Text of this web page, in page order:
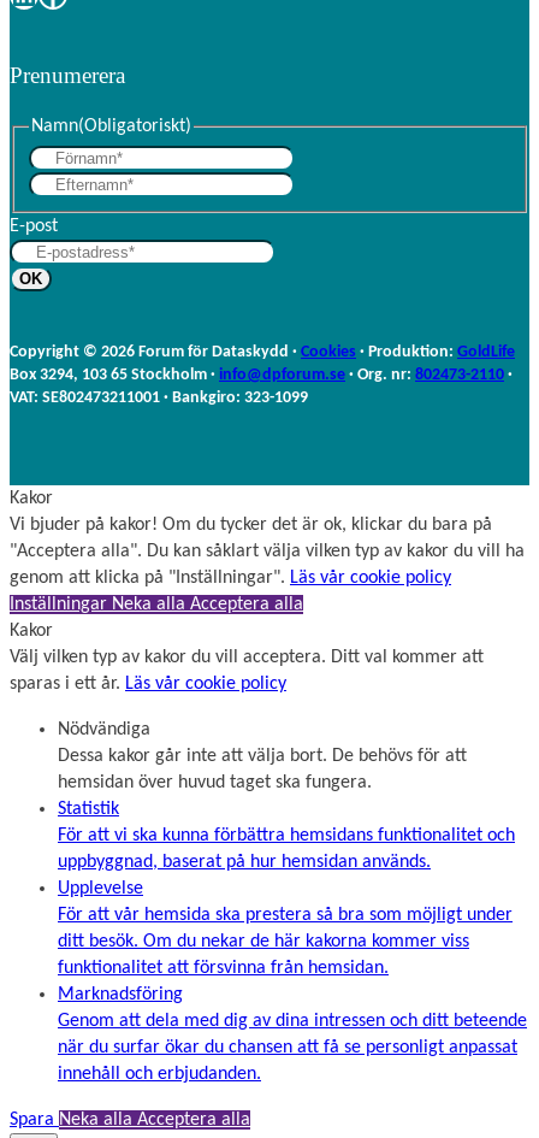
Prenumerera
Namn(Obligatoriskt)
r
f
a
m
n
E-post
Copyright © 2026 Forum för Dataskydd · Cookies · Produktion: GoldLife
Box 3294, 103 65 Stockholm · info@dpforum.se · Org. nr: 802473-2110 ·
VAT: SE802473211001 · Bankgiro: 323-1099
Kakor
Vi bjuder på kakor! Om du tycker det är ok, klickar du bara på
"Acceptera alla". Du kan såklart välja vilken typ av kakor du vill ha
genom att klicka på "Inställningar". Läs vår cookie policy
Inställningar Neka alla Acceptera alla
Kakor
Välj vilken typ av kakor du vill acceptera. Ditt val kommer att
sparas i ett år. Läs vår cookie policy
Nödvändiga
Dessa kakor går inte att välja bort. De behövs för att
hemsidan över huvud taget ska fungera.
Statistik
För att vi ska kunna förbättra hemsidans funktionalitet och
uppbyggnad, baserat på hur hemsidan används.
Upplevelse
För att vår hemsida ska prestera så bra som möjligt under
ditt besök. Om du nekar de här kakorna kommer viss
funktionalitet att försvinna från hemsidan.
Marknadsföring
Genom att dela med dig av dina intressen och ditt beteende
när du surfar ökar du chansen att få se personligt anpassat
innehåll och erbjudanden.
Spara Neka alla Acceptera alla